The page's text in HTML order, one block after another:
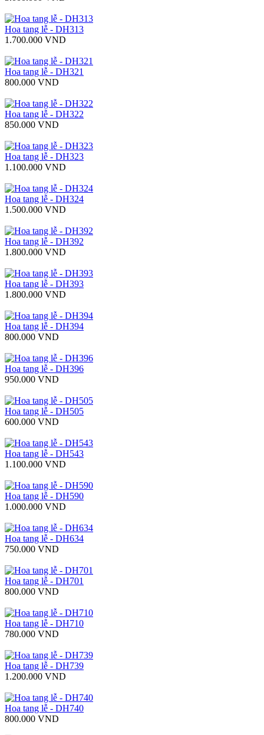
Hoa tang lễ - DH313
1.700.000 VND
Hoa tang lễ - DH321
800.000 VND
Hoa tang lễ - DH322
850.000 VND
Hoa tang lễ - DH323
1.100.000 VND
Hoa tang lễ - DH324
1.500.000 VND
Hoa tang lễ - DH392
1.800.000 VND
Hoa tang lễ - DH393
1.800.000 VND
Hoa tang lễ - DH394
800.000 VND
Hoa tang lễ - DH396
950.000 VND
Hoa tang lễ - DH505
600.000 VND
Hoa tang lễ - DH543
1.100.000 VND
Hoa tang lễ - DH590
1.000.000 VND
Hoa tang lễ - DH634
750.000 VND
Hoa tang lễ - DH701
800.000 VND
Hoa tang lễ - DH710
780.000 VND
Hoa tang lễ - DH739
1.200.000 VND
Hoa tang lễ - DH740
800.000 VND